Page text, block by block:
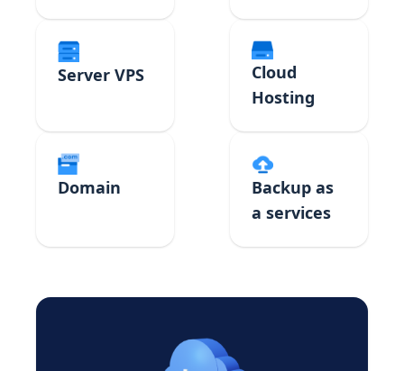
Server VPS
Cloud
Hosting
Domain
Backup as
a services